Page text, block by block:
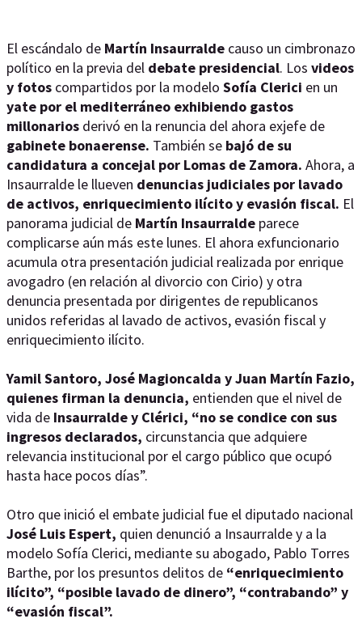
El escándalo de Martín Insaurralde causo un cimbronazo
político en la previa del debate presidencial. Los videos
y fotos compartidos por la modelo Sofía Clerici en un
yate por el mediterráneo exhibiendo gastos
millonarios derivó en la renuncia del ahora exjefe de
gabinete bonaerense. También se bajó de su
candidatura a concejal por Lomas de Zamora. Ahora, a
Insaurralde le llueven denuncias judiciales por lavado
de activos, enriquecimiento ilícito y evasión fiscal. El
panorama judicial de Martín Insaurralde parece
complicarse aún más este lunes. El ahora exfuncionario
acumula otra presentación judicial realizada por enrique
avogadro (en relación al divorcio con Cirio) y otra
denuncia presentada por dirigentes de republicanos
unidos referidas al lavado de activos, evasión fiscal y
enriquecimiento ilícito.
Yamil Santoro, José Magioncalda y Juan Martín Fazio,
quienes firman la denuncia, entienden que el nivel de
vida de Insaurralde y Clérici, “no se condice con sus
ingresos declarados, circunstancia que adquiere
relevancia institucional por el cargo público que ocupó
hasta hace pocos días”.
Otro que inició el embate judicial fue el diputado nacional
José Luis Espert, quien denunció a Insaurralde y a la
modelo Sofía Clerici, mediante su abogado, Pablo Torres
Barthe, por los presuntos delitos de “enriquecimiento
ilícito”, “posible lavado de dinero”, “contrabando” y
“evasión fiscal”.